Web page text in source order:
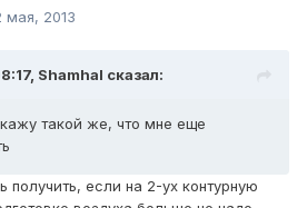
мая, 2013
Shamhal сказал:
такой же, что мне еще
получить, если на 2-ух контурную